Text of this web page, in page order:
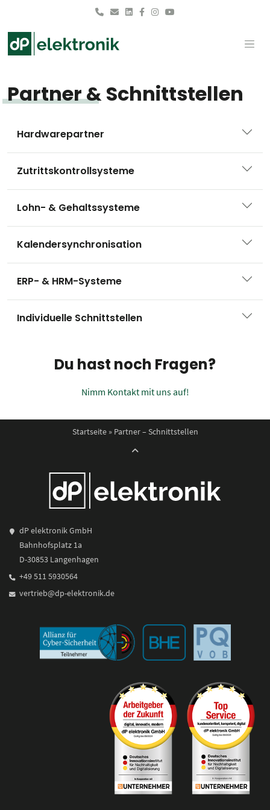
Partner & Schnittstellen
Hardwarepartner
Zutrittskontrollsysteme
Lohn- & Gehaltssysteme
Kalendersynchronisation
ERP- & HRM-Systeme
Individuelle Schnittstellen
Du hast noch Fragen?
Nimm Kontakt mit uns auf!
Startseite» Partner – Schnittstellen
dP elektronik GmbH
Bahnhofsplatz 1a
D-30853 Langenhagen
+49 511 5930564
vertrieb@dp-elektronik.de